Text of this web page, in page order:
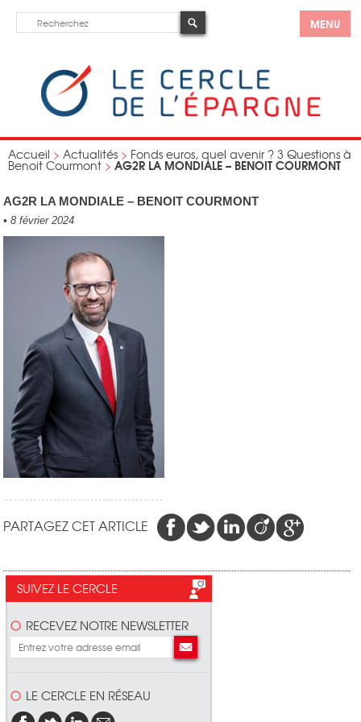
MENU
Accueil > Actualités > Fonds euros, quel avenir ? 3 Questions à
Benoit Courmont > AG2R LA MONDIALE – BENOIT COURMONT
AG2R LA MONDIALE – BENOIT COURMONT
• 8 février 2024
PARTAGEZ CET ARTICLE
SUIVEZ LE CERCLE
RECEVEZ NOTRE NEWSLETTER
LE CERCLE EN RÉSEAU